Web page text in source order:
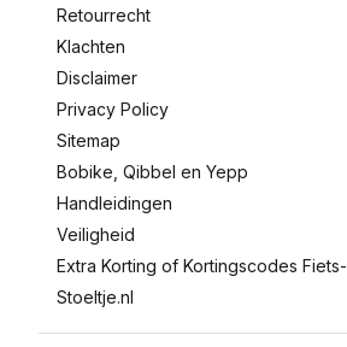
Retourrecht
Klachten
Disclaimer
Privacy Policy
Sitemap
Bobike, Qibbel en Yepp
Handleidingen
Veiligheid
Extra Korting of Kortingscodes Fiets-
Stoeltje.nl